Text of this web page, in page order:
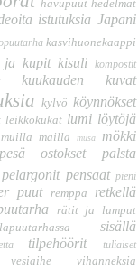
havupuut hedelmät
istutuksia Japani
kasvihuonekaappi
ja kupit kisuli kompostit
kuukauden kuvat
kylvö köynnökset
leikkokukat lumi löytöjä
muilla mailla musa
mökki
ostokset palsta
pelargonit pensaat pieni
puut remppa retkellä
rätit ja lumput
sisällä
tilpehöörit tuliaiset
vesiaihe vihanneksia